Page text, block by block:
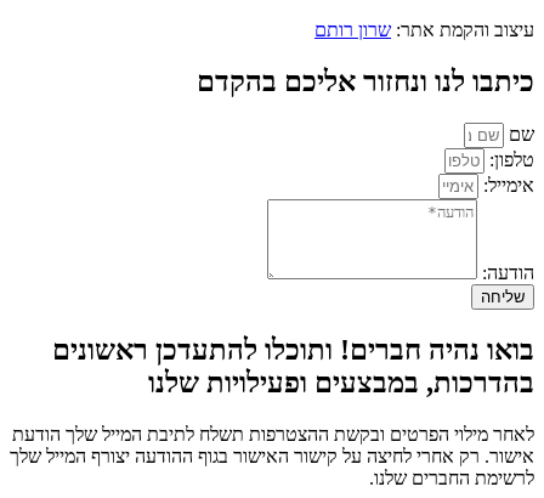
עיצוב והקמת אתר: שרון רותם
כיתבו לנו ונחזור אליכם בהקדם
שם
טלפון:
אימייל:
הודעה:
שליחה
בואו נהיה חברים! ותוכלו להתעדכן ראשונים
בהדרכות, במבצעים ופעילויות שלנו
לאחר מילוי הפרטים ובקשת ההצטרפות תשלח לתיבת המייל שלך הודעת
אישור. רק אחרי לחיצה על קישור האישור בגוף ההודעה יצורף המייל שלך
לרשימת החברים שלנו.